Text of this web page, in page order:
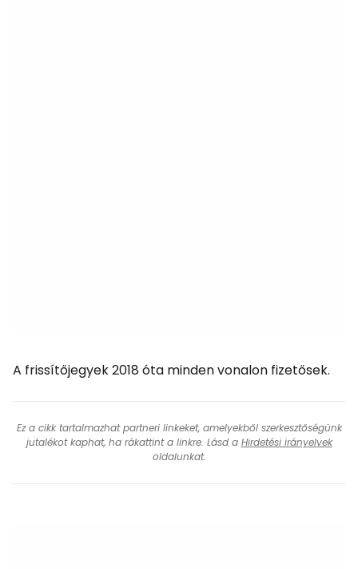
A frissítőjegyek 2018 óta minden vonalon fizetősek.
Ez a cikk tartalmazhat partneri linkeket, amelyekből szerkesztőségünk
jutalékot kaphat, ha rákattint a linkre. Lásd a Hirdetési irányelvek
oldalunkat.